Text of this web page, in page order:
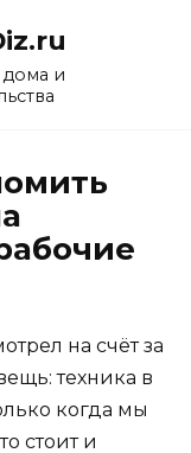
и
на счёт за
техника в
когда мы
стоит и